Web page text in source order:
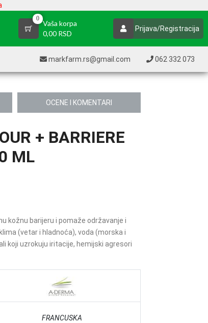
0
Vaša korpa
0,00 RSD
Prijava/Registracija
markfarm.rs@gmail.com 062 332 073
OCENE I KOMENTARI
+ BARRIERE
ML
kožnu barijeru i pomaže održavanje i
(vetar i hladnoća), voda (morska i
koji uzrokuju iritacije, hemijski agresori
FRANCUSKA